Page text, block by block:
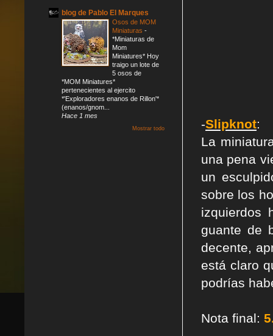
-Slipknot:
La
una pena
un
sobre los
izquierdos
guante de
decente,
está claro
podrías
Nota final:
blog de Pablo El Marques
Osos de MOM
Miniaturas -
*Miniaturas de
Mom
Miniatures* Hoy
traigo un lote de
5 osos de
*MOM Miniatures*
pertenecientes al ejercito
*'Exploradores enanos de Rillon'*
(enanos/gnom...
Hace 1 mes
Mostrar todo